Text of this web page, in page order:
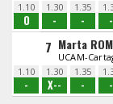
1.10
O
1.30
-
1.35
- -
7 Marta
UCAM-
1.10
-
1.30
X--
1.35
- -